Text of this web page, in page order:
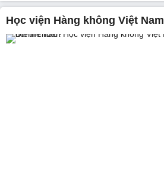
Học viện Hàng không Việt Nam